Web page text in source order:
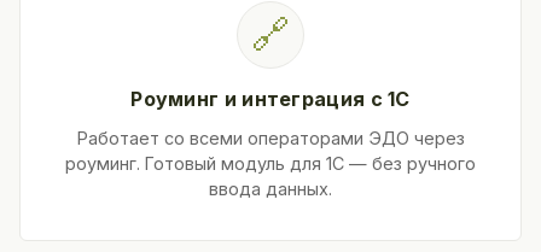
🔗
Роуминг и интеграция с 1С
Работает со всеми операторами ЭДО через
роуминг. Готовый модуль для 1С — без ручного
ввода данных.